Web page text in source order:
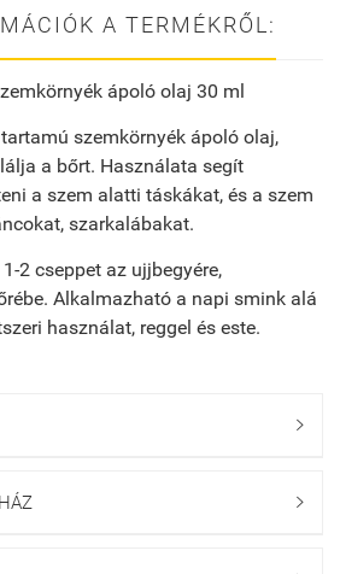
A TERMÉKRŐL:
ápoló olaj 30 ml
szemkörnyék ápoló olaj,
a bőrt. Használata segít
a szem alatti táskákat, és a szem
szarkalábakat.
2 cseppet az ujjbegyére,
Alkalmazható a napi smink alá
használat, reggel és este.

